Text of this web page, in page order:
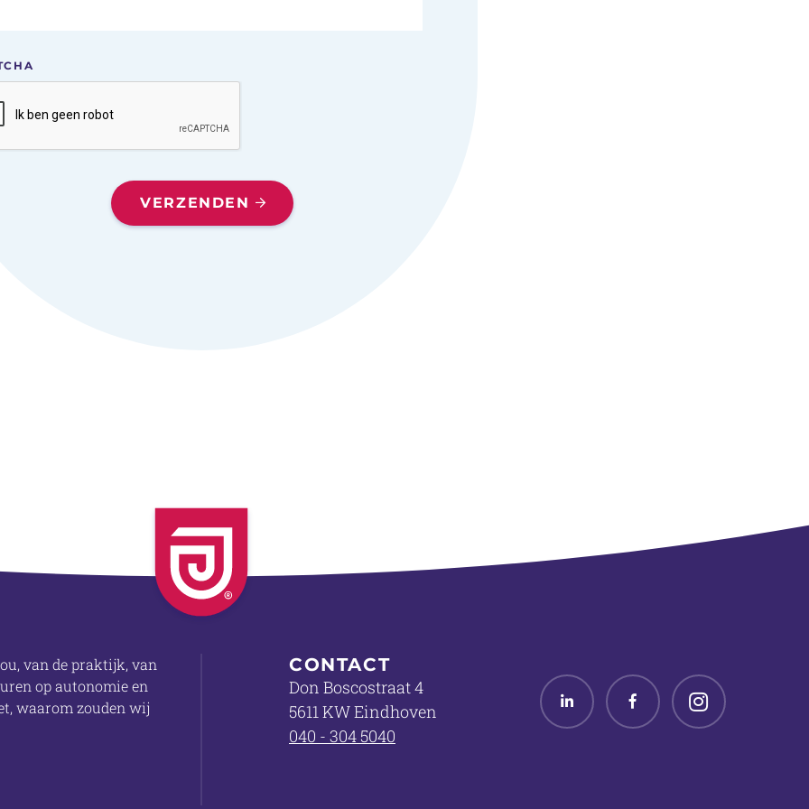
VERZENDEN
van de praktijk, van
op autonomie en
waarom zouden wij
CONTACT
Don Boscostraat 4
5611 KW Eindhoven
040 - 304 5040
Linked inFacebookTwitter